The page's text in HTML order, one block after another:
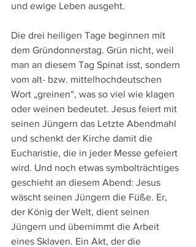
und ewige Leben ausgeht.
Die drei heiligen Tage beginnen mit
dem Gründonnerstag. Grün nicht, weil
man an diesem Tag Spinat isst, sondern
vom alt- bzw. mittelhochdeutschen
Wort „greinen“, was so viel wie klagen
oder weinen bedeutet. Jesus feiert mit
seinen Jüngern das Letzte Abendmahl
und schenkt der Kirche damit die
Eucharistie, die in jeder Messe gefeiert
wird. Und noch etwas symbolträchtiges
geschieht an diesem Abend: Jesus
wäscht seinen Jüngern die Füße. Er,
der König der Welt, dient seinen
Jüngern und übernimmt die Arbeit
eines Sklaven. Ein Akt, der die